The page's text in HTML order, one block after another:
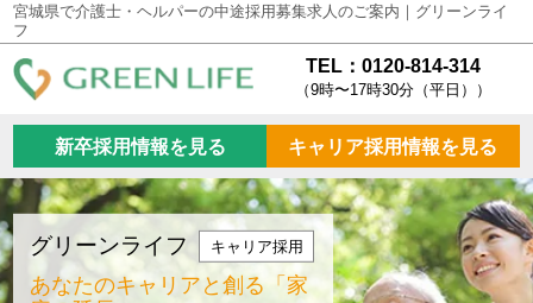
宮城県で介護士・ヘルパーの中途採用募集求人のご案内｜グリーンライ
フ
TEL：0120-814-314
（9時〜17時30分（平日））
新卒採用情報を見る キャリア採用情報を見る
グリーンライフ キャリア採用
あなたのキャリアと創る「家